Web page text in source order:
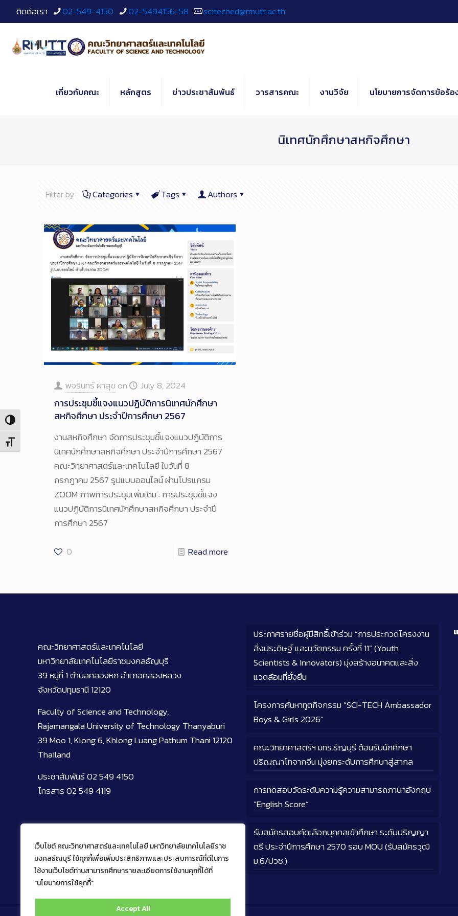
เว็บไซต์ คณะวิทยาศาสตร์และเทคโนโลยี มหาวิทยาลัยเทคโนโลยีราช
มงคลธัญบุรี ใช้คุกกี้เพื่อเพิ่มประสิทธิภาพและประสบการณ์ที่ดีในการ
ใช้งานเว็บไซต์ท่านสามารถศึกษารายละเอียดการใช้งานคุกกี้ได้ที่
"นโยบายการใช้คุกกี้"
Accept All
to
Content
Toggle High Contrast
Toggle Font size
ติดต่อเรา 02-549-4150 02-5494156-58 sciteched@rmutt.ac.th
เกี่ยวกับคณะ หลักสูตร ข่าวประชาสัมพันธ์ วารสารคณะ งานวิจัย นโยบายการจัดการข้อร้อ
นิเทศนักศึกษาสหกิจศึกษา
Filter by Categories Tags Authors
พจรินทร์ ผาสุข on July 8, 2024
การประชุมชี้แจงแนวปฏิบัติการนิเทศนักศึกษา
สหกิจศึกษา ประจำปีการศึกษา 2567
งานสหกิจศึกษา จัดการประชุมชี้แจงแนวปฏิบัติการ
นิเทศนักศึกษาสหกิจศึกษา ประจำปีการศึกษา 2567
คณะวิทยาศาสตร์และเทคโนโลยี ในวันที่ 8
กรกฎาคม 2567 รูปแบบออนไลน์ ผ่านโปรแกรม
ZOOM ภาพการประชุมเพิ่มเติม : การประชุมชี้แจง
แนวปฏิบัติการนิเทศนักศึกษาสหกิจศึกษา ประจำปี
การศึกษา 2567
0 Read more
คณะวิทยาศาสตร์และเทคโนโลยี
มหาวิทยาลัยเทคโนโลยีราชมงคลธัญบุรี
39 หมู่ที่ 1 ตำบลคลองหก อำเภอคลองหลวง
จังหวัดปทุมธานี 12120
Faculty of Science and Technology,
Rajamangala University of Technology Thanyaburi
39 Moo 1, Klong 6, Khlong Luang Pathum Thani 12120
Thailand
ประชาสัมพันธ์ 02 549 4150
โทรสาร 02 549 4119
ประกาศรายชื่อผู้มีสิทธิ์เข้าร่วม “การประกวดโครงงาน
สิ่งประดิษฐ์ และนวัตกรรม ครั้งที่ 11” (Youth
Scientists & Innovators) มุ่งสร้างอนาคตและสิ่ง
แวดล้อมที่ยั่งยืน
โครงการค้นหาทูตกิจกรรม “SCI-TECH Ambassador
Boys & Girls 2026”
คณะวิทยาศาสตร์ฯ มทร.ธัญบุรี ต้อนรับนักศึกษา
ปริญญาโทจากจีน มุ่งยกระดับการศึกษาสู่สากล
การทดสอบวัดระดับความรู้ความสามารถภาษาอังกฤษ
“English Score”
รับสมัครสอบคัดเลือกบุคคลเข้าศึกษา ระดับปริญญา
ตรี ประจำปีการศึกษา 2570 รอบ MOU (รับสมัครวุฒิ
ม.6/ปวช.)